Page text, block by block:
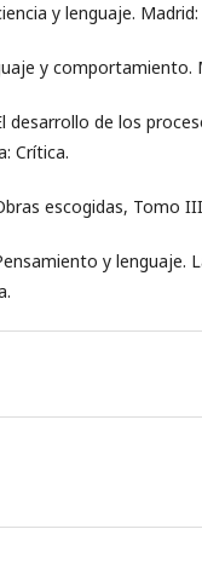
y lenguaje. Madrid:
y comportamiento.
desarrollo de los
Crítica.
escogidas, Tomo
y lenguaje.